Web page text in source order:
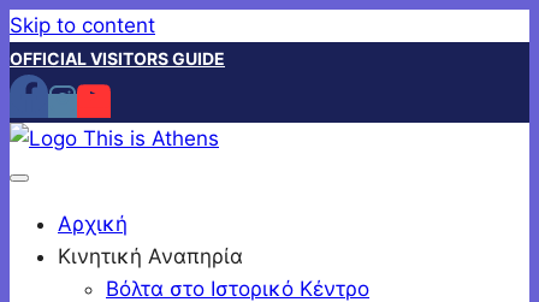
Skip to content
OFFICIAL VISITORS GUIDE
Αρχική
Κινητική Αναπηρία
Βόλτα στο Ιστορικό Κέντρο